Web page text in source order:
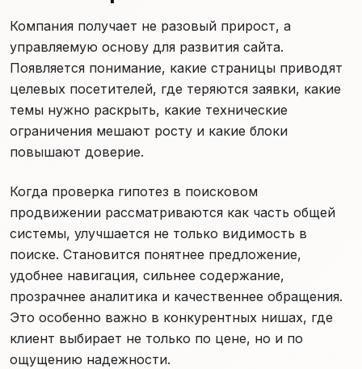
Компания получает не разовый прирост, а
управляемую основу для развития сайта.
Появляется понимание, какие страницы приводят
целевых посетителей, где теряются заявки, какие
темы нужно раскрыть, какие технические
ограничения мешают росту и какие блоки
повышают доверие.
Когда проверка гипотез в поисковом
продвижении рассматриваются как часть общей
системы, улучшается не только видимость в
поиске. Становится понятнее предложение,
удобнее навигация, сильнее содержание,
прозрачнее аналитика и качественнее обращения.
Это особенно важно в конкурентных нишах, где
клиент выбирает не только по цене, но и по
ощущению надежности.